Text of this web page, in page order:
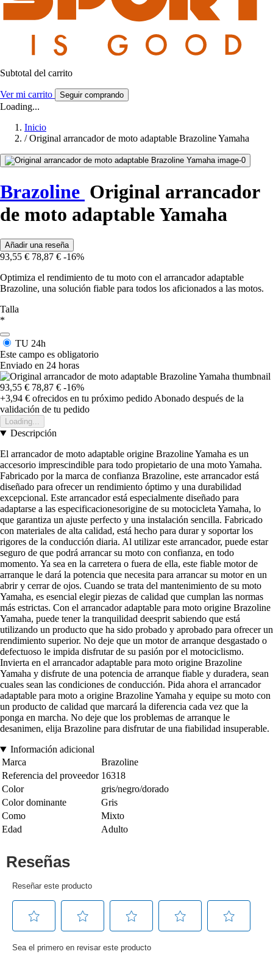
Subtotal del carrito
Ver mi carrito Seguir comprando
Loading...
Inicio
/ Original arrancador de moto adaptable Brazoline Yamaha
Brazoline Original arrancador
de moto adaptable Yamaha
Añadir una reseña
93,55 € 78,87 € -16%
Optimiza el rendimiento de tu moto con el arrancador adaptable
Brazoline, una solución fiable para todos los aficionados a las motos.
Talla
*
TU 24h
Este campo es obligatorio
Enviado en 24 horas
93,55 € 78,87 € -16%
+3,94 € ofrecidos en tu próximo pedido Abonado después de la
validación de tu pedido
Loading...
Descripción
El arrancador de moto adaptable origine Brazoline Yamaha es un
accesorio imprescindible para todo propietario de una moto Yamaha.
Fabricado por la marca de confianza Brazoline, este arrancador está
diseñado para ofrecer un rendimiento óptimo y una durabilidad
excepcional. Este arrancador está especialmente diseñado para
adaptarse a las especificacionesorigine de su motocicleta Yamaha, lo
que garantiza un ajuste perfecto y una instalación sencilla. Fabricado
con materiales de alta calidad, está hecho para durar y soportar los
rigores de la conducción diaria. Al utilizar este arrancador, puede estar
seguro de que podrá arrancar su moto con confianza, en todo
momento. Ya sea en la carretera o fuera de ella, este fiable motor de
arranque le dará la potencia que necesita para arrancar su motor en un
abrir y cerrar de ojos. Cuando se trata del mantenimiento de su moto
Yamaha, es esencial elegir piezas de calidad que cumplan las normas
más estrictas. Con el arrancador adaptable para moto origine Brazoline
Yamaha, puede tener la tranquilidad deesprit sabiendo que está
utilizando un producto que ha sido probado y aprobado para ofrecer un
rendimiento superior. No deje que un motor de arranque desgastado o
defectuoso le impida disfrutar de su pasión por el motociclismo.
Invierta en el arrancador adaptable para moto origine Brazoline
Yamaha y disfrute de una potencia de arranque fiable y duradera, sean
cuales sean las condiciones de conducción. Pida ahora el arrancador
adaptable para moto a origine Brazoline Yamaha y equipe su moto con
un producto de calidad que marcará la diferencia cada vez que la
ponga en marcha. No deje que los problemas de arranque le
desanimen, elija Brazoline para disfrutar de una fiabilidad insuperable.
Información adicional
Marca
Brazoline
Referencia del proveedor 16318
Color
gris/negro/dorado
Color dominante
Gris
Como
Mixto
Edad
Adulto